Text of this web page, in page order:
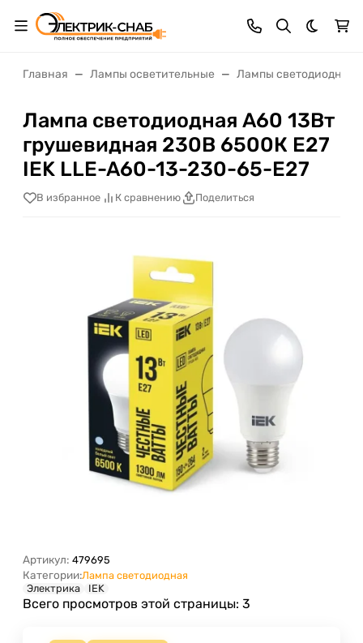
Темная
Главная Лампы осветительные Лампы светодиодные
Лампа светодиодная A60 13Вт
грушевидная 230В 6500К E27
IEK LLE-A60-13-230-65-E27
В избранное К сравнению Поделиться
Артикул: 479695
Категории:Лампа светодиодная
Электрика
IEK
Всего просмотров этой страницы: 3